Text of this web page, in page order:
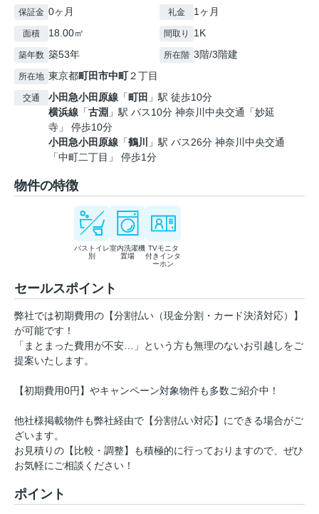
保証金 0ヶ月 礼金 1ヶ月
面積 18.00㎡ 間取り 1K
築年数 築53年 所在階 3階/3階建
所在地 東京都町田市中町２丁目
交通 小田急小田原線 「町田 」駅 徒歩10分
横浜線 「古淵 」駅 バス10分 神奈川中央交通「妙延
寺」 停歩10分
小田急小田原線 「鶴川
」駅 バス26分 神奈川中央交通
「中町二丁目」 停歩1分
物件の特徴
バストイレ
別
室内洗濯機
置場
TVモニタ
付きインタ
ーホン
セールスポイント
弊社では初期費用の【分割払い（現金分割・カード決済対応）】
が可能です！
「まとまった費用が不安…」という方も無理のないお引越しをご
提案いたします。
【初期費用0円】やキャンペーン対象物件も多数ご紹介中！
他社様掲載物件も弊社経由で【分割払い対応】にできる場合がご
ざいます。
お見積りの【比較・調整】も積極的に行っておりますので、ぜひ
お気軽にご相談ください！
ポイント